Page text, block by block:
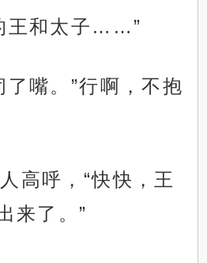
王和太子……”
了嘴。”行啊，不抱
高呼，“快快，王
来了。”